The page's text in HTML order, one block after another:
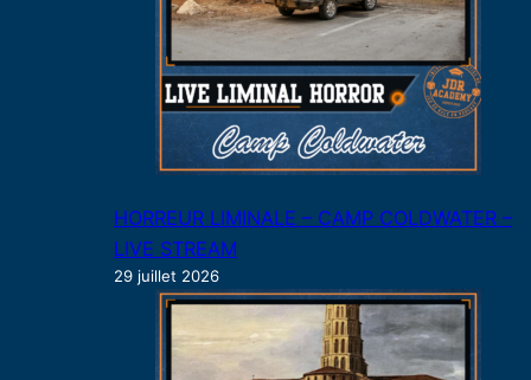
HORREUR LIMINALE – CAMP COLDWATER –
LIVE STREAM
29 juillet 2026